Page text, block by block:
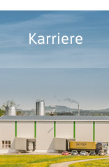
Karriere